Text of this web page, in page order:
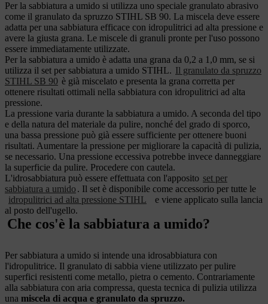
Per la sabbiatura a umido si utilizza uno speciale granulato abrasivo
come il granulato da spruzzo STIHL SB 90. La miscela deve essere
adatta per una sabbiatura efficace con idropulitrici ad alta pressione e
avere la giusta grana. Le miscele di granuli pronte per l'uso possono
essere immediatamente utilizzate.
Per la sabbiatura a umido è adatta una grana da 0,2 a 1,0 mm, se si
utilizza il set per sabbiatura a umido STIHL. Il granulato da spruzzo
STIHL SB 90 è già miscelato e presenta la grana corretta per
ottenere risultati ottimali nella sabbiatura con idropulitrici ad alta
pressione.
La pressione varia durante la sabbiatura a umido. A seconda del tipo
e della natura del materiale da pulire, nonché del grado di sporco,
una bassa pressione può già essere sufficiente per ottenere buoni
risultati. Aumentare la pressione per migliorare la capacità di pulizia,
se necessario. Una pressione eccessiva potrebbe invece danneggiare
la superficie da pulire. Procedere con cautela.
L'idrosabbiatura può essere effettuata con l'apposito set per
sabbiatura a umido . Il set è disponibile come accessorio per tutte le
idropulitrici ad alta pressione STIHL
e viene applicato sulla lancia
al posto dell'ugello.
Che cos'è la sabbiatura a umido?
Per sabbiatura a umido si intende una idrosabbiatura con
l'idropulitrice. Il granulato di sabbia viene utilizzato per pulire
superfici resistenti come metallo, pietra o cemento. Contrariamente
alla sabbiatura con aria compressa, questa tecnica di pulizia utilizza
una miscela di acqua e granulato da spruzzo.